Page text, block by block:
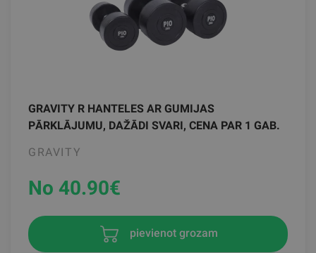
GRAVITY R HANTELES AR GUMIJAS
PĀRKLĀJUMU, DAŽĀDI SVARI, CENA PAR 1 GAB.
GRAVITY
No 40.90€
pievienot grozam